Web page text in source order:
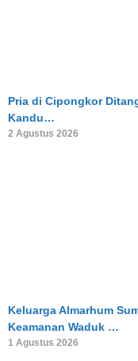
Pria di Cipongkor
Kandu…
2 Agustus 2026
Keluarga Almarhum
Keamanan Waduk …
1 Agustus 2026